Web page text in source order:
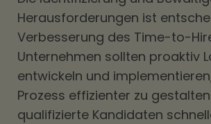
Herausforderungen ist
Verbesserung des Time-to-
Unternehmen sollten proaktiv
entwickeln und
Prozess effizienter zu
qualifizierte Kandidaten